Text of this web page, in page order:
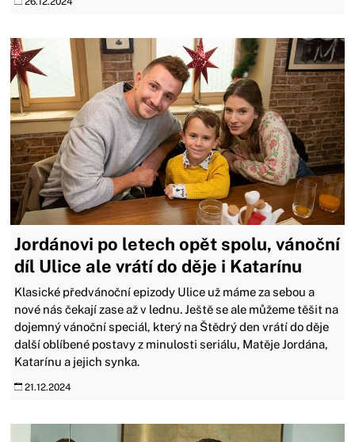
Jordánovi po letech opět spolu, vánoční
díl Ulice ale vrátí do děje i Katarínu
Klasické předvánoční epizody Ulice už máme za sebou a
nové nás čekají zase až v lednu. Ještě se ale můžeme těšit na
dojemný vánoční speciál, který na Štědrý den vrátí do děje
další oblíbené postavy z minulosti seriálu, Matěje Jordána,
Katarínu a jejich synka.
21.12.2024